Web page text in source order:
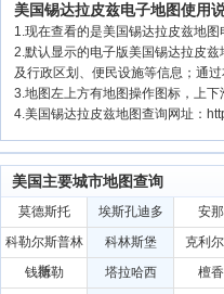
美国锡达拉皮兹电子地图使用
1.现在查看的是美国锡达拉皮兹地
2.默认显示的电子版美国锡达拉皮
及行政区划、便民设施等信息；通
3.地图左上方有地图操作图标，上
4.美国锡达拉皮兹地图查询网址：
美国主要城市地图查询
莫德斯托 埃斯孔迪多 安
科勒尔斯普林
斯
科林斯堡 克利
钱德勒
塔拉哈西 檀